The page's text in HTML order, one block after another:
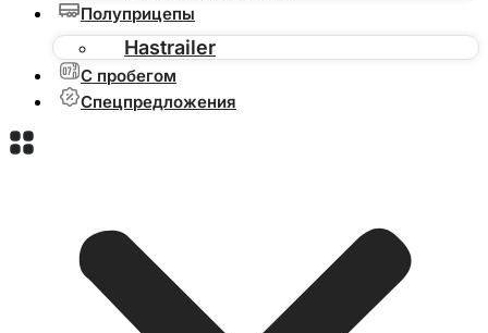
Полуприцепы
Hastrailer
С пробегом
Спецпредложения